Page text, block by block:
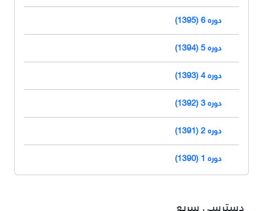
دوره 6 (1395)
دوره 5 (1394)
دوره 4 (1393)
دوره 3 (1392)
دوره 2 (1391)
دوره 1 (1390)
دسترسی سریع